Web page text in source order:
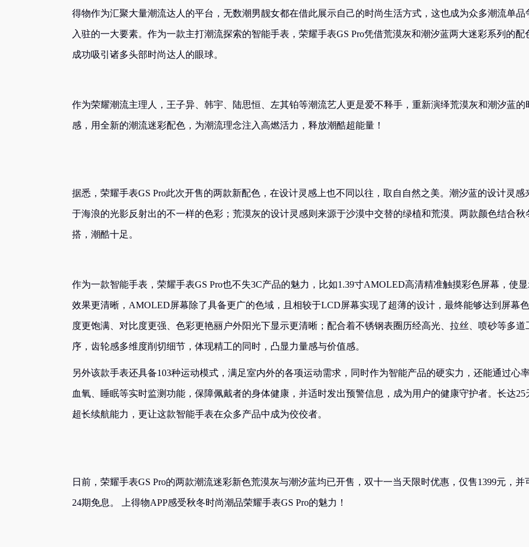
得物作为汇聚大量潮流达人的平台，无数潮男靓女都在借此展示自己的时尚生活方式，这也成为众多潮流单品
入驻的一大要素。作为一款主打潮流探索的智能手表，荣耀手表GS Pro凭借荒漠灰和潮汐蓝两大迷彩系列的配
成功吸引诸多头部时尚达人的眼球。
作为荣耀潮流主理人，王子异、韩宇、陆思恒、左其铂等潮流艺人更是爱不释手，重新演绎荒漠灰和潮汐蓝的
感，用全新的潮流迷彩配色，为潮流理念注入高燃活力，释放潮酷超能量！
据悉，荣耀手表GS Pro此次开售的两款新配色，在设计灵感上也不同以往，取自自然之美。潮汐蓝的设计灵感
于海浪的光影反射出的不一样的色彩；荒漠灰的设计灵感则来源于沙漠中交替的绿植和荒漠。两款颜色结合秋
搭，潮酷十足。
作为一款智能手表，荣耀手表GS Pro也不失3C产品的魅力，比如1.39寸AMOLED高清精准触摸彩色屏幕，使
效果更清晰，AMOLED屏幕除了具备更广的色域，且相较于LCD屏幕实现了超薄的设计，最终能够达到屏幕
度更饱满、对比度更强、色彩更艳丽户外阳光下显示更清晰；配合着不锈钢表圈历经高光、拉丝、喷砂等多道
序，齿轮感多维度削切细节，体现精工的同时，凸显力量感与价值感。
另外该款手表还具备103种运动模式，满足室内外的各项运动需求，同时作为智能产品的硬实力，还能通过心率
血氧、睡眠等实时监测功能，保障佩戴者的身体健康，并适时发出预警信息，成为用户的健康守护者。长达25
超长续航能力，更让这款智能手表在众多产品中成为佼佼者。
日前，荣耀手表GS Pro的两款潮流迷彩新色荒漠灰与潮汐蓝均已开售，双十一当天限时优惠，仅售1399元，并
24期免息。 上得物APP感受秋冬时尚潮品荣耀手表GS Pro的魅力！